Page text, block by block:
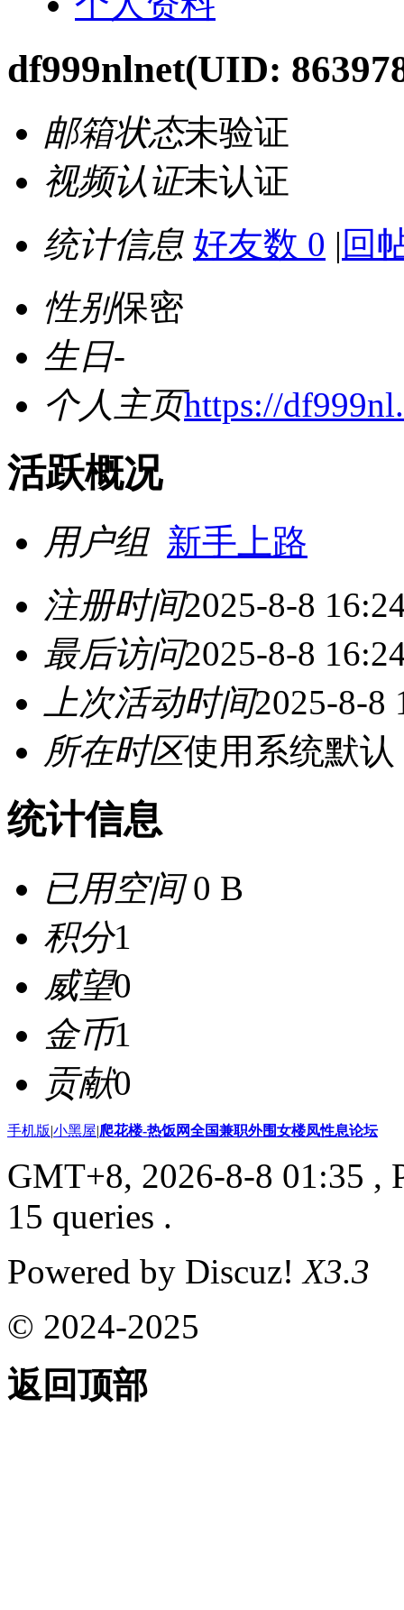
df999nlnet(UID:
邮箱状态未验证
视频认证未认证
统计信息 好友数 0 | 回
性别保密
生日-
个人主页https://
活跃概况
用户组 新手上路
注册时间2025-8-8
最后访问2025-8-8
上次活动时间2025-8-8
所在时区使用系统默认
统计信息
已用空间0 B
积分1
威望0
金币1
贡献0
手机版|小黑屋|爬花楼-热饭网全国兼职外围女楼凤性息论坛
GMT+8, 2026-8-8 01:35 ,
15 queries .
Powered by Discuz!X3.3
© 2024-2025
返回顶部